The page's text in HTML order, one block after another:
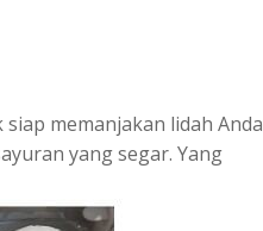
memanjakan lidah Anda
yang segar. Yang